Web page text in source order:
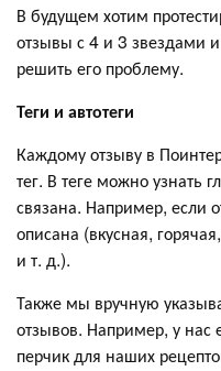
В будущем хотим
отзывы с 4 и 3 звездами
решить его проблему.
Теги и автотеги
Каждому отзыву в
тег. В теге можно узнать
связана. Например, если
описана (вкусная,
и т. д.).
Также мы вручную
отзывов. Например, у нас
перчик для наших